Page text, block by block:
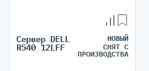
Сервер DELL
R540 12LFF
НОВЫЙ
СНЯТ С
ПРОИЗВОДСТВА